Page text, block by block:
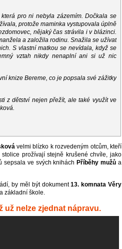
pro ni nebyla zázemím. Dočkala se
protože maminka vystupovala úplně
nějaký čas strávila i v blázinci.
a založila rodinu. Snažila se užívat
S vlastní matkou se nevídala, když se
vztah nikdy nenaplní ani si už nic
knize Bereme, co je popsala své zážitky
z dětství nejen přežít, ale také využít ve
velmi blízko k rozvedeným otcům, kteří
prožívají stejně krušené chvíle, jako
sepsala ve svých kniháchPříběhy mužůa
by měl být dokument13. komnata Věry
základní škole.
už nelze zjednat nápravu.